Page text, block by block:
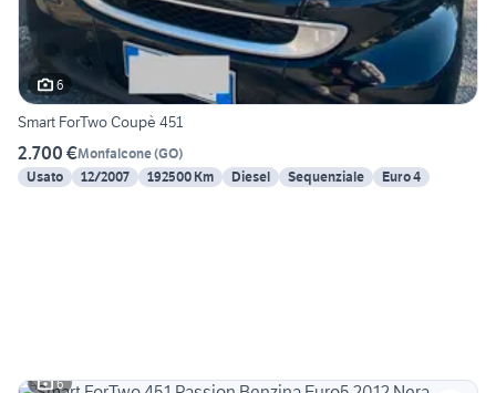
6
Smart ForTwo Coupè 451
2.700 €Monfalcone(GO)
Usato
12/2007 192500 Km Diesel Sequenziale Euro 4
6